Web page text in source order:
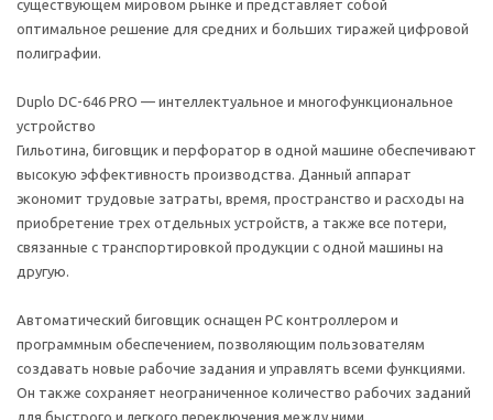
существующем мировом рынке и представляет собой
оптимальное решение для средних и больших тиражей цифровой
полиграфии.
Duplo DC-646 PRO — интеллектуальное и многофункциональное
устройство
Гильотина, биговщик и перфоратор в одной машине обеспечивают
высокую эффективность производства. Данный аппарат
экономит трудовые затраты, время, пространство и расходы на
приобретение трех отдельных устройств, а также все потери,
связанные с транспортировкой продукции с одной машины на
другую.
Автоматический биговщик оснащен PC контроллером и
программным обеспечением, позволяющим пользователям
создавать новые рабочие задания и управлять всеми функциями.
Он также сохраняет неограниченное количество рабочих заданий
для быстрого и легкого переключения между ними.